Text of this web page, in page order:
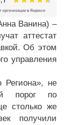
Ванина) –
аттестат
Об этом
управления
Региона», не
порог по
столько же
получили